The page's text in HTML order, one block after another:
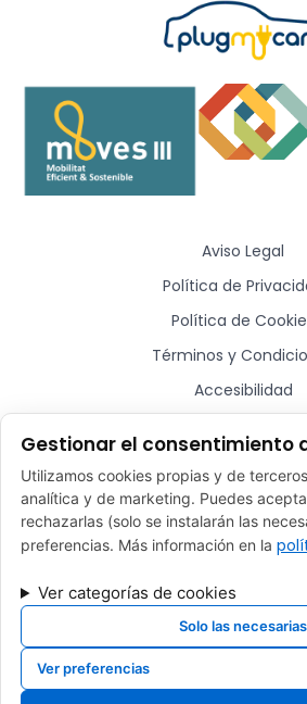
Aviso Legal
Política de
Política de
Términos y
Accesibilidad
¿Hablamos?
Rafael Batlle, 16 -
Desarrollado por
Gestionar el consentimiento
Utilizamos cookies propias y de
analítica y de marketing. Puedes
rechazarlas (solo se instalarán las
preferencias. Más información en la
Ver categorías de cookies
Solo las necesarias
Ver preferencias